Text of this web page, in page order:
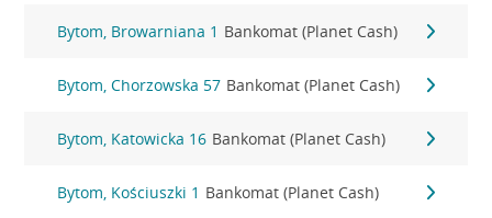
Bytom, Browarniana 1 Bankomat (Planet Cash)
Bytom, Chorzowska 57 Bankomat (Planet Cash)
Bytom, Katowicka 16 Bankomat (Planet Cash)
Bytom, Kościuszki 1 Bankomat (Planet Cash)